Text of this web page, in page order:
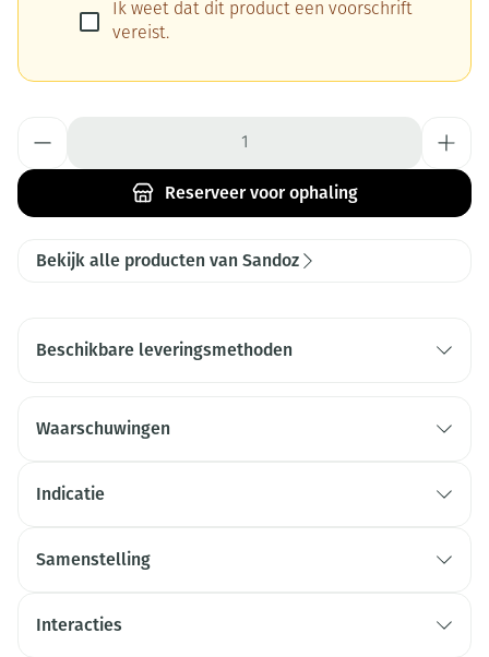
Ik weet dat dit product een voorschrift
vereist.
Reserveervoor ophaling
Bekijk alle producten van Sandoz
Beschikbare leveringsmethoden
Waarschuwingen
Indicatie
Samenstelling
Interacties